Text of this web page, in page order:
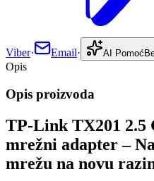
Viber· Email· AI Pomoć
Opis
Opis proizvoda
TP-Link TX201 2.5
mrežni adapter –
mrežu na novu